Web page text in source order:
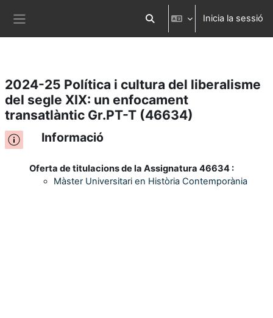
Ves al contingut principal Commuta l'entrada de la cerca
Inicia la sessió
2024-25 Política i cultura del liberalisme
del segle XIX: un enfocament
transatlàntic Gr.PT-T (46634)
Informació
Oferta de titulacions de la Assignatura 46634 :
Màster Universitari en Història Contemporània